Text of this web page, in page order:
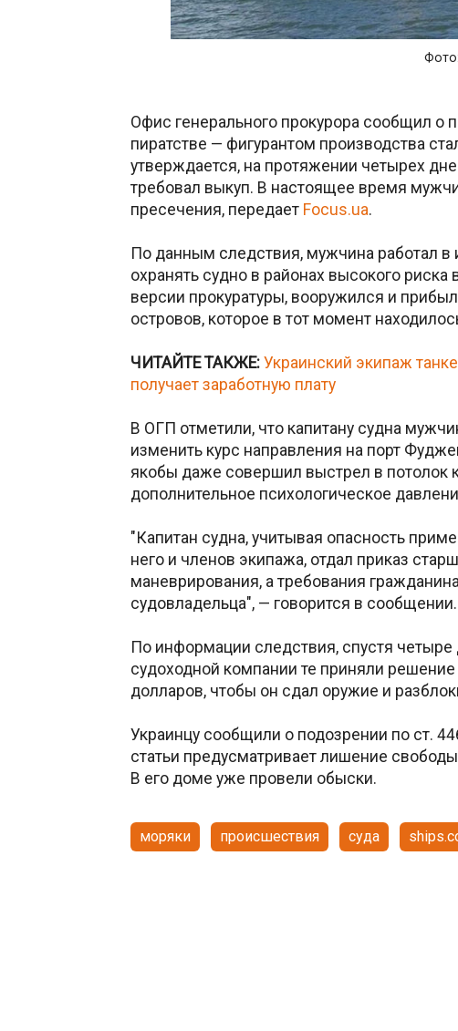
Офис генерального прокурора сообщил о
пиратстве — фигурантом производства
утверждается, на протяжении четырех
требовал выкуп. В настоящее время
пресечения, передает Focus.ua.
По данным следствия, мужчина работал в
охранять судно в районах высокого
версии прокуратуры, вооружился и
островов, которое в тот момент
ЧИТАЙТЕ ТАКЖЕ: Украинский экипаж
получает заработную плату
В ОГП отметили, что капитану судна
изменить курс направления на порт
якобы даже совершил выстрел в потолок
дополнительное психологическое
"Капитан судна, учитывая опасность
него и членов экипажа, отдал приказ
маневрирования, а требования
судовладельца", — говорится в сообщении.
По информации следствия, спустя
судоходной компании те приняли
долларов, чтобы он сдал оружие и
Украинцу сообщили о подозрении по ст.
статьи предусматривает лишение
В его доме уже провели обыски.
моряки происшествия суда